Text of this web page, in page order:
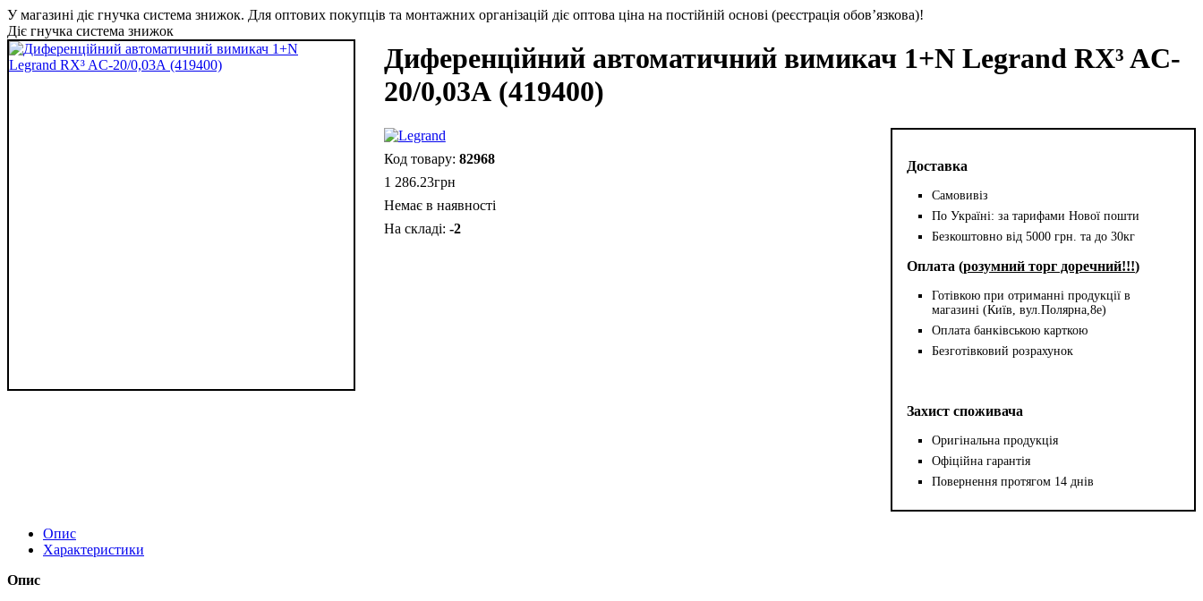
У магазині діє гнучка система знижок. Для оптових покупців та монтажних організацій діє оптова ціна на постійній основі (реєстрація обов’язкова)!
Діє гнучка система знижок
Диференційний автоматичний вимикач 1+N Legrand RX³ AC-
20/0,03А (419400)
Доставка
Самовивіз
По Україні: за тарифами Нової пошти
Безкоштовно від 5000 грн. та до 30кг
Оплата (розумний торг доречний!!!)
Готівкою при отриманні продукції в
магазині (Київ, вул.Полярна,8е)
Оплата банківською карткою
Безготівковий розрахунок
Захист споживача
Оригінальна продукція
Офіційна гарантія
Повернення протягом 14 днів
82968
1 286.23грн
Немає в наявності
-2
Опис
Характеристики
Опис